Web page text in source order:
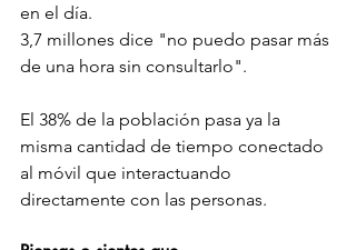
en el día.
3,7 millones dice "no puedo pasar más
de una hora sin consultarlo".
El 38% de la población pasa ya la
misma cantidad de tiempo conectado
al móvil que interactuando
directamente con las personas.